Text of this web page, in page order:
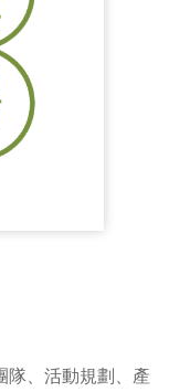
隊、活動規劃、產